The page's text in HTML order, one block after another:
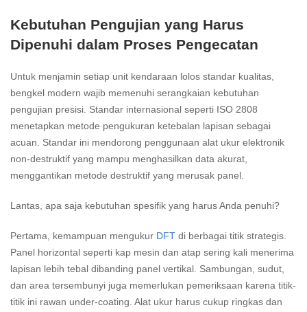
Kebutuhan Pengujian yang Harus
Dipenuhi dalam Proses Pengecatan
Untuk menjamin setiap unit kendaraan lolos standar kualitas,
bengkel modern wajib memenuhi serangkaian kebutuhan
pengujian presisi. Standar internasional seperti ISO 2808
menetapkan metode pengukuran ketebalan lapisan sebagai
acuan. Standar ini mendorong penggunaan alat ukur elektronik
non-destruktif yang mampu menghasilkan data akurat,
menggantikan metode destruktif yang merusak panel.
Lantas, apa saja kebutuhan spesifik yang harus Anda penuhi?
Pertama, kemampuan mengukur DFT di berbagai titik strategis.
Panel horizontal seperti kap mesin dan atap sering kali menerima
lapisan lebih tebal dibanding panel vertikal. Sambungan, sudut,
dan area tersembunyi juga memerlukan pemeriksaan karena titik-
titik ini rawan under-coating. Alat ukur harus cukup ringkas dan